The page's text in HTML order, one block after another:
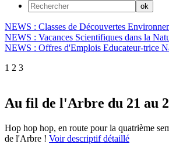
NEWS : Classes de Découvertes
NEWS : Vacances Scientifiques dans la
NEWS : Offres d'Emplois Educateur-trice
1 2 3
Au fil de l'Arbre du 21 au
Hop hop hop, en route pour la quatrième
de l'Arbre ! Voir descriptif détaillé